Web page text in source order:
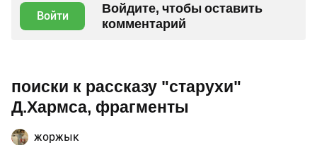
Войти
Войдите, чтобы оставить
комментарий
поиски к рассказу "старухи"
Д.Хармса, фрагменты
жоржык